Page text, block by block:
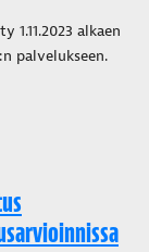
alkaen
palvelukseen.